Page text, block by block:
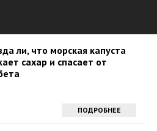
ли, что морская капуста
сахар и спасает от
ПОДРОБНЕЕ